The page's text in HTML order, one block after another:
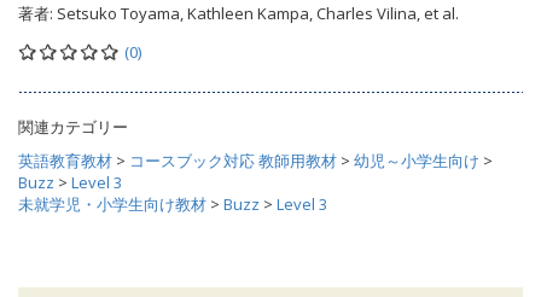
著者: Setsuko Toyama, Kathleen Kampa, Charles Vilina, et al.
(0)
関連カテゴリー
英語教育教材 > コースブック対応 教師用教材 > 幼児～小学生向け >
Buzz > Level 3
未就学児・小学生向け教材 > Buzz > Level 3